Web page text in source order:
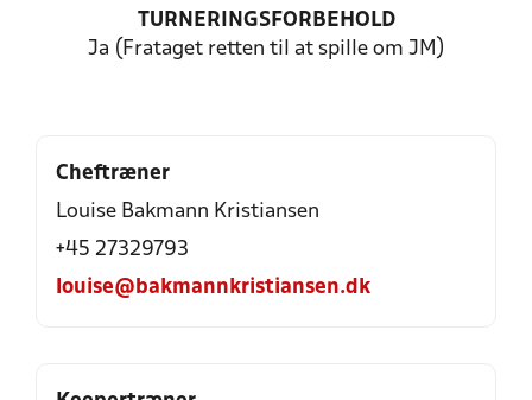
TURNERINGSFORBEHOLD
Ja (Frataget retten til at spille om JM)
Cheftræner
Louise Bakmann Kristiansen
+45 27329793
louise@bakmannkristiansen.dk